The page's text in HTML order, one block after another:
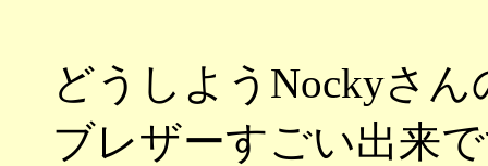
どうしようNockyさ
ブレザーすごい出来